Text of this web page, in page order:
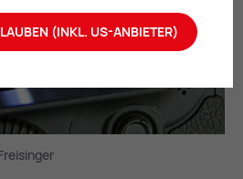
(INKL. US-ANBIETER)